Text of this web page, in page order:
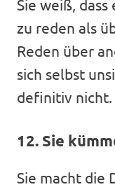
Sie weiß,
zu reden als
Reden über
sich selbst
definitiv nicht.
12. Sie
Sie macht die